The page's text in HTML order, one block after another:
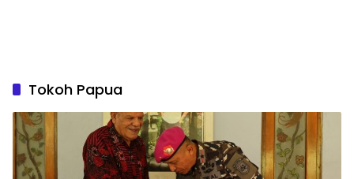
Tokoh Papua